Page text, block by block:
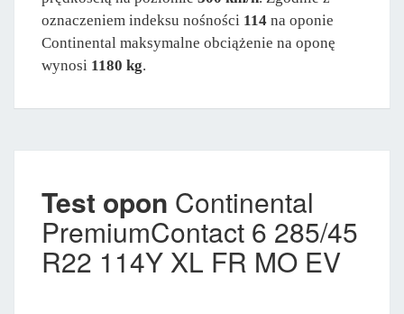
oznaczeniem indeksu nośności 114 na oponie
Continental maksymalne obciążenie na oponę
wynosi 1180 kg.
Test opon Continental
PremiumContact 6 285/45
R22 114Y XL FR MO EV